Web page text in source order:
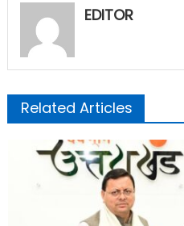
EDITOR
Related Articles